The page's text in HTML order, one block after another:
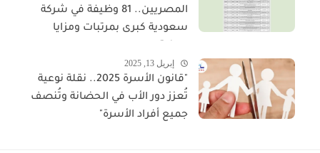
المصريين.. 81 وظيفة في شركة
سعودية كبرى بمرتبات ومزايا
إبريل 13, 2025
"قانون الأسرة 2025.. نقلة نوعية
تُعزز دور الأب في الحضانة وتُنصف
جميع أفراد الأسرة"